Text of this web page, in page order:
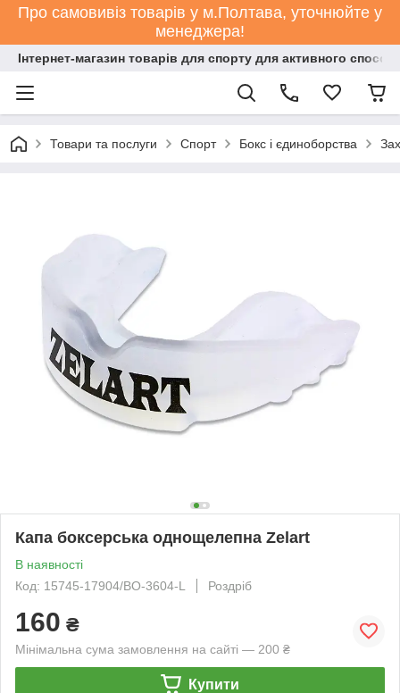
Про самовивіз товарів у м.Полтава, уточнюйте у
менеджера!
Інтернет-магазин товарів для спорту для активного
Товари та послуги Спорт Бокс і єдиноборства
Капа боксерська однощелепна Zelart
В наявності
Код: 15745-17904/BO-3604-L
Роздріб
160 ₴
Мінімальна сума замовлення на сайті — 200 ₴
Купити